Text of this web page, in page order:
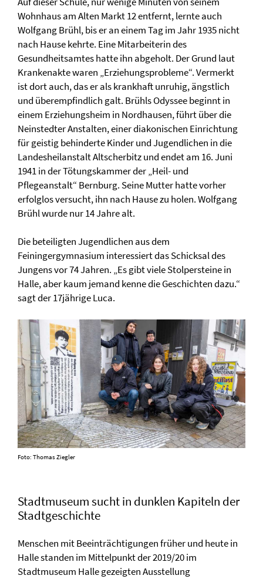
Wohnhaus am Alten Markt 12 entfernt, lernte auch
Wolfgang Brühl, bis er an einem Tag im Jahr 1935 nicht
nach Hause kehrte. Eine Mitarbeiterin des
Gesundheitsamtes hatte ihn abgeholt. Der Grund laut
Krankenakte waren „Erziehungsprobleme“. Vermerkt
ist dort auch, das er als krankhaft unruhig, ängstlich
und überempfindlich galt. Brühls Odyssee beginnt in
einem Erziehungsheim in Nordhausen, führt über die
Neinstedter Anstalten, einer diakonischen Einrichtung
für geistig behinderte Kinder und Jugendlichen in die
Landesheilanstalt Altscherbitz und endet am 16. Juni
1941 in der Tötungskammer der „Heil- und
Pflegeanstalt“ Bernburg. Seine Mutter hatte vorher
erfolglos versucht, ihn nach Hause zu holen. Wolfgang
Brühl wurde nur 14 Jahre alt.
Die beteiligten Jugendlichen aus dem
Feiningergymnasium interessiert das Schicksal des
Jungens vor 74 Jahren. „Es gibt viele Stolpersteine in
Halle, aber kaum jemand kenne die Geschichten dazu.“
sagt der 17jährige Luca.
Foto: Thomas Ziegler
Stadtmuseum sucht in dunklen Kapiteln der
Stadtgeschichte
Menschen mit Beeinträchtigungen früher und heute in
Halle standen im Mittelpunkt der 2019/20 im
Stadtmuseum Halle gezeigten Ausstellung